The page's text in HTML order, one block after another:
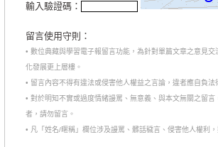
輸入驗證碼：
留言使用守則：
• 數位典藏與學習電子報留言功能，為針對單篇文章之意見
化發展更上層樓。
• 留言內容不得有違法或侵害他人權益之言論，違者應自負法
• 對於明知不實或過度情緒謾罵、無意義、與本文無關之留
者，請勿留言。
• 凡「姓名/暱稱」欄位涉及謾罵、髒話穢言、侵害他人權利